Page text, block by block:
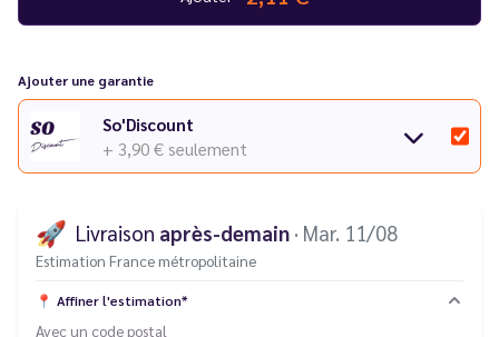
Ajouter une garantie
So'Discount
+ 3,90 € seulement
🚀 Livraison après-demain · Mar. 11/08
Estimation France métropolitaine
📍 Affiner l'estimation*
Avec un code postal